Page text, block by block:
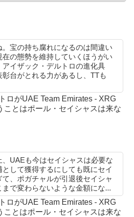
宝の持ち腐れになるのは間違い
の態勢を維持していくほうがい
イザック・デルトロの進化具
台がとれる力があるし、TTも
ロがUAE Team Emirates - XRG
ことはポール・セイシャスは来な
UAEも今はセイシャスは必要な
して獲得するにしても既にセイ
、ポガチャルが引退後セイシャ
で変わらないような金額にな...
ロがUAE Team Emirates - XRG
ことはポール・セイシャスは来な